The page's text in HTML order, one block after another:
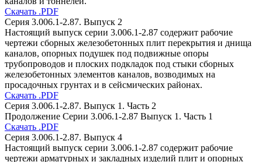
Скачать .PDF
Серия 3.006.1-2.87. Выпуск 2
Настоящий выпуск серии 3.006.1-2.87 содержит рабочие
чертежи сборных железобетонных плит перекрытия и днища
каналов, опорных подушек под подвижные опоры
трубопроводов и плоских подкладок под стыки сборных
железобетонных элементов каналов, возводимых на
просадочных грунтах и в сейсмических районах.
Скачать .PDF
Серия 3.006.1-2.87. Выпуск 1. Часть 2
Продолжение Серии 3.006.1-2.87 Выпуск 1. Часть 1
Скачать .PDF
Серия 3.006.1-2.87. Выпуск 4
Настоящий выпуск серии 3.006.1-2.87 содержит рабочие
чертежи арматурных и закладных изделий плит и опорных